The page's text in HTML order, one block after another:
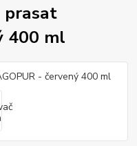
prasat
400 ml